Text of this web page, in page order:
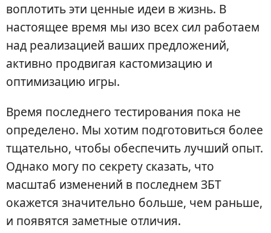
воплотить эти ценные идеи в жизнь. В
настоящее время мы изо всех сил работаем
над реализацией ваших предложений,
активно продвигая кастомизацию и
оптимизацию игры.
Время последнего тестирования пока не
определено. Мы хотим подготовиться более
тщательно, чтобы обеспечить лучший опыт.
Однако могу по секрету сказать, что
масштаб изменений в последнем ЗБТ
окажется значительно больше, чем раньше,
и появятся заметные отличия.